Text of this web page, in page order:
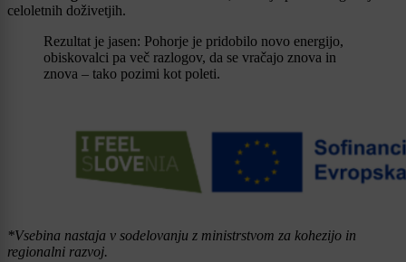
celoletnih doživetjih.
Rezultat je jasen: Pohorje je pridobilo novo energijo,
obiskovalci pa več razlogov, da se vračajo znova in
znova – tako pozimi kot poleti.
*Vsebina nastaja v sodelovanju z ministrstvom za kohezijo in
regionalni razvoj.